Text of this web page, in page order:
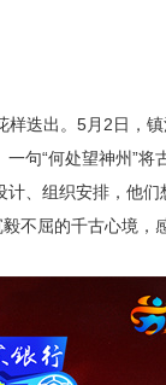
样迭出。5月2日，
句“何处望神州”
、组织安排，他
不屈的千古心境